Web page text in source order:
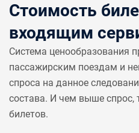
Стоимость
входящим
Система ценообразования
пассажирским поездам и
спроса на данное
состава. И чем выше спрос,
билетов.